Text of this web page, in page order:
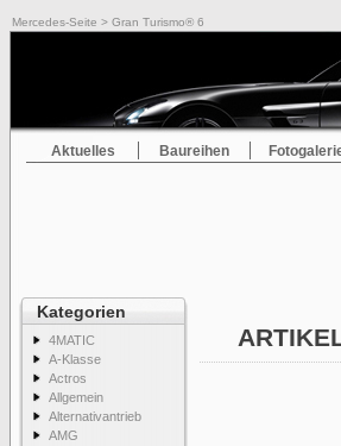
Mercedes-Seite > Gran Turismo® 6
Aktuelles Baureihen
Kategorien
4MATIC
A-Klasse
Actros
Allgemein
Alternativantrieb
AMG